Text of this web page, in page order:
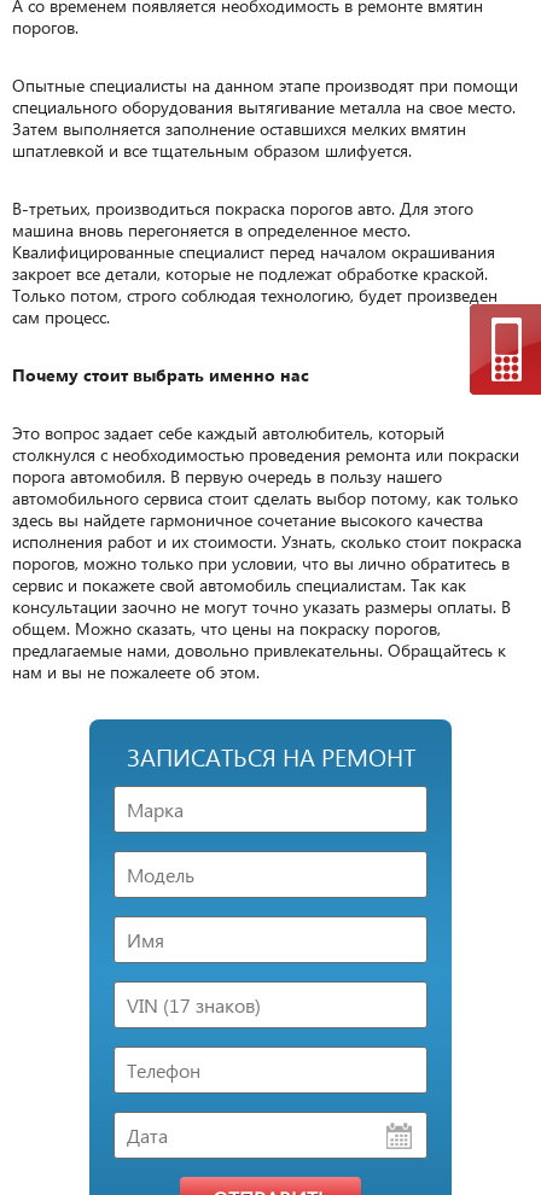
А со временем появляется необходимость в ремонте вмятин
порогов.
Опытные специалисты на данном этапе производят при помощи
специального оборудования вытягивание металла на свое место.
Затем выполняется заполнение оставшихся мелких вмятин
шпатлевкой и все тщательным образом шлифуется.
В-третьих, производиться покраска порогов авто. Для этого
машина вновь перегоняется в определенное место.
Квалифицированные специалист перед началом окрашивания
закроет все детали, которые не подлежат обработке краской.
Только потом, строго соблюдая технологию, будет произведен
сам процесс.
Почему стоит выбрать именно нас
Это вопрос задает себе каждый автолюбитель, который
столкнулся с необходимостью проведения ремонта или покраски
порога автомобиля. В первую очередь в пользу нашего
автомобильного сервиса стоит сделать выбор потому, как только
здесь вы найдете гармоничное сочетание высокого качества
исполнения работ и их стоимости. Узнать, сколько стоит покраска
порогов, можно только при условии, что вы лично обратитесь в
сервис и покажете свой автомобиль специалистам. Так как
консультации заочно не могут точно указать размеры оплаты. В
общем. Можно сказать, что цены на покраску порогов,
предлагаемые нами, довольно привлекательны. Обращайтесь к
нам и вы не пожалеете об этом.
ЗАПИСАТЬСЯ НА РЕМОНТ